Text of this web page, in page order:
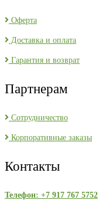
Оферта
Доставка и оплата
Гарантия и возврат
Партнерам
Сотрудничество
Корпоративные заказы
Контакты
Телефон: +7 917 767 5752